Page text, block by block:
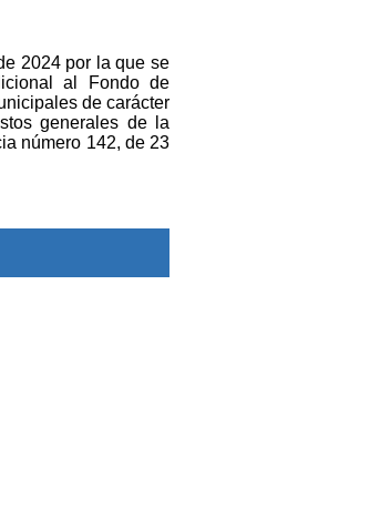
2024 por la que se
al Fondo de
de carácter
generales de la
número 142, de 23